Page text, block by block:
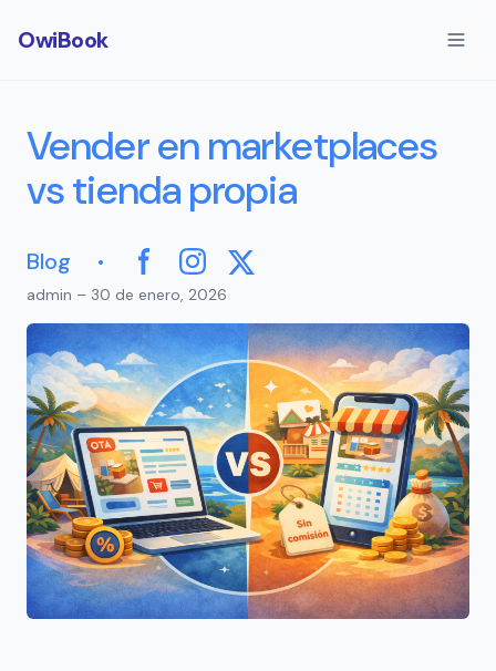
OwiBook
Vender en marketplaces
vs tienda propia
Blog · FacebookInstagram
admin – 30 de enero, 2026